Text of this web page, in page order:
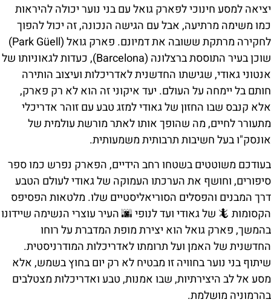
יציאה למסע חינוכי לפארק גואל עם בני נוער יכולה להיראות
כמו משימה מרתיעה, אבל עם הגישה הנכונה, זה יכול להפוך
לחקירה מרתקת ששובה את דמיונם. פארק גואל (Park Güell)
שוכן בעיר התוססת ברצלונה (Barcelona), כעדות לגאוניותו של
אנטוני גאודי, שגישתו החדשנית לאדריכלות ועיצוב הותירה
חותם בל יימחה על העולם. יעד איקוני זה הוא לא רק פארק,
אלא קנבס שבו החזון של גאודי למזג טבע עם זוהר אדריכלי
מתעורר לחיים, מה שהופך אותו לאתר מורשת עולמית של
אונסק"ו בעל חשיבות תרבותית משמעותית.
בעודכם משוטטים בשטחו רחב הידיים, הפארק נפרש כמו ספר
סיפורים, וחושף את הערכתו העמוקה של גאודי לעולם הטבע
דרך המבנים והפסלים הסוריאליסטיים שלו. מלטאות הפסיפס
הקסומות 🦎 של גאודי ועד לנופי 🌆 העיר עוצרי הנשימה שיידונו
בהמשך, פארק גואל הוא יצירת מופת המדברת על רוחו
החדשנית של האמן ועל תרומתו לאדריכלות המודרניסטית.
שיתוף בני נוער בחוויה זו מבטיח לא רק יום בחוץ בשמש, אלא
מסע אל לב היצירתיות, שבו אמנות, טבע ואדריכלות מצטלבים
בהרמוניה מושלמת.